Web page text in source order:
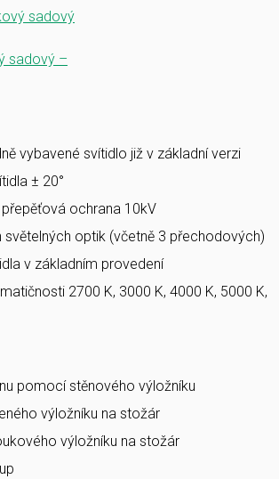
vybavené svítidlo již v základní verzi
± 20°
ochrana 10kV
světelných optik (včetně 3 přechodových)
v základním provedení
2700 K, 3000 K, 4000 K, 5000 K,
pomocí stěnového výložníku
výložníku na stožár
výložníku na stožár